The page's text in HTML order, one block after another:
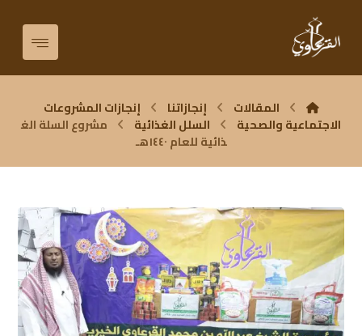
المقالات إنجازاتنا
إنجازات المشروعات
الاجتماعية والصحية
السلل الغذائية
مشروع السلة الغ
ذائية للعام ١٤٤٠هـ